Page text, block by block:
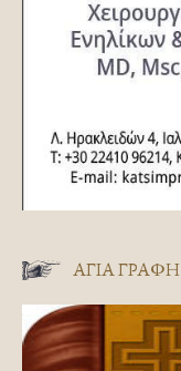
ΑΓΊΑ ΓΡΑΦΉ